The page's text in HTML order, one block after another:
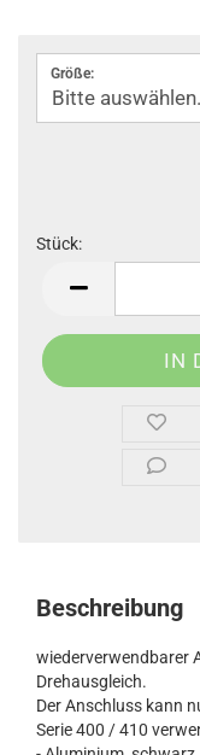
Größe:
Stück:
Beschreibung
wiederverwendbarer
Drehausgleich.
Der Anschluss kann
Serie 400 / 410